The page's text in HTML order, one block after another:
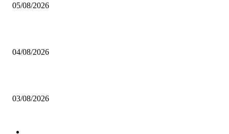
05/08/2026
04/08/2026
03/08/2026